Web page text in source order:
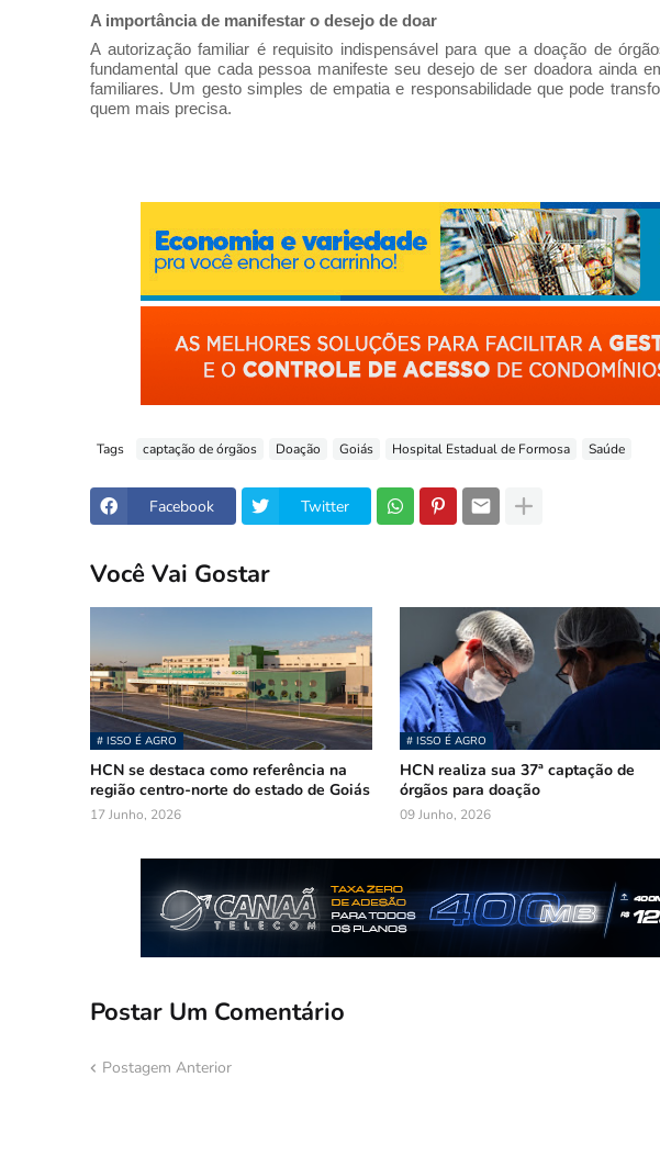
A importância de manifestar o desejo de doar
A autorização familiar é requisito indispensável para que a doação de
fundamental que cada pessoa manifeste seu desejo de ser doadora ainda
familiares. Um gesto simples de empatia e responsabilidade que pode
quem mais precisa.
Tags captação de órgãos Doação Goiás Hospital Estadual de Formosa Saúde
Facebook Twitter
Você Vai Gostar
# ISSO É AGRO
HCN se destaca como referência na
região centro-norte do estado de Goiás
17 Junho, 2026
# ISSO É AGRO
HCN realiza sua 37ª captação de
órgãos para doação
09 Junho, 2026
Postar Um Comentário
Postagem Anterior